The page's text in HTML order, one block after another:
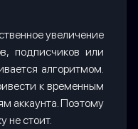
увеличение
подписчиков или
алгоритмом.
к временным
аккаунта. Поэтому
не стоит.